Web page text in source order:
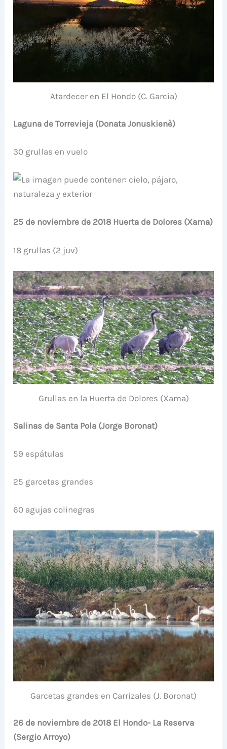
Atardecer en El Hondo (C. Garcia)
Laguna de Torrevieja (Donata Jonuskienè)
30 grullas en vuelo
25 de noviembre de 2018 Huerta de Dolores (Xama)
18 grullas (2 juv)
Grullas en la Huerta de Dolores (Xama)
Salinas de Santa Pola (Jorge Boronat)
59 espátulas
25 garcetas grandes
60 agujas colinegras
Garcetas grandes en Carrizales (J. Boronat)
26 de noviembre de 2018 El Hondo- La Reserva
(Sergio Arroyo)